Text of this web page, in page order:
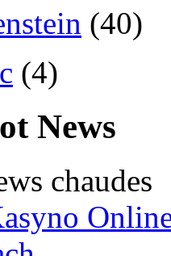
(40)
(4)
News
chaudes